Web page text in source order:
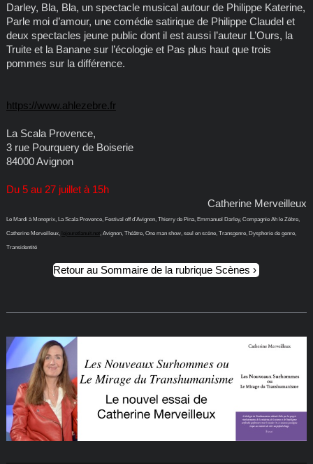
Darley, Bla, Bla, un spectacle musical autour de Philippe Katerine,
Parle moi d’amour, une comédie satirique de Philippe Claudel et
deux spectacles jeune public dont il est aussi l’auteur L’Ours, la
Truite et la Banane sur l’écologie et Pas plus haut que trois
pommes sur la différence.
https://www.ahlezebre.fr
La Scala Provence,
3 rue Pourquery de Boiserie
84000 Avignon
Du 5 au 27 juillet à 15h
Catherine Merveilleux
Le Mardi à Monoprix, La Scala Provence, Festival off d’Avignon, Thierry de Pina, Emmanuel Darley, Compagnie Ah le Zèbre,
Catherine Merveilleux, lejouretlanuit.net, Avignon, Théâtre, One man show, seul en scène, Transgenre, Dysphorie de genre,
Transidentité
Retour au Sommaire de la rubrique Scènes